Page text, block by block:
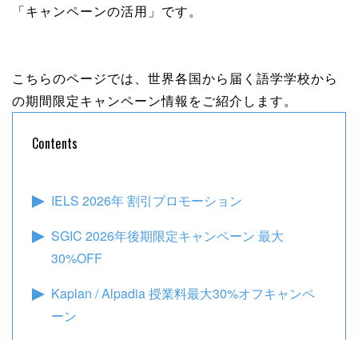
「キャンペーンの活用」です。
こちらのページでは、世界各国から届く語学学校から
の期間限定キャンペーン情報をご紹介します。
Contents
IELS 2026年 割引プロモーション
SGIC 2026年後期限定キャンペーン 最大
30%OFF
Kaplan / Alpadia 授業料最大30%オフキャンペ
ーン